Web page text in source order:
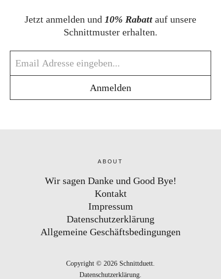
Jetzt anmelden und 10% Rabatt auf unsere
Schnittmuster erhalten.
ABOUT
Wir sagen Danke und Good Bye!
Kontakt
Impressum
Datenschutzerklärung
Allgemeine Geschäftsbedingungen
Copyright © 2026 Schnittduett
Datenschutzerklärung